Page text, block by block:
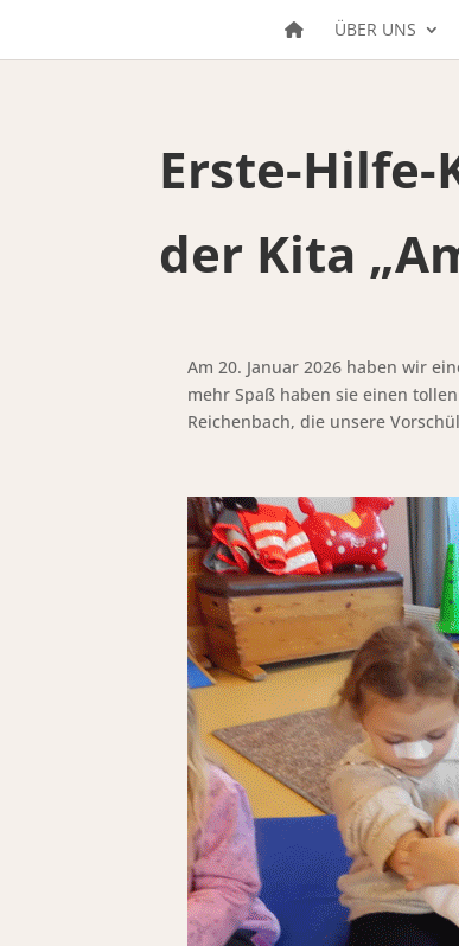
ÜBER UNS
Erste-
der Kita
Am 20. Januar 2026 haben wir
mehr Spaß haben sie einen
Reichenbach, die unsere